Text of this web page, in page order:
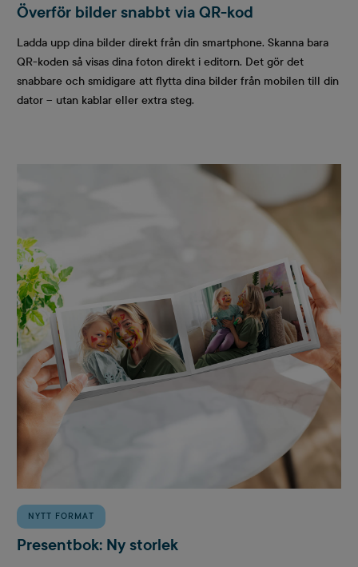
Överför bilder snabbt via QR-kod
Ladda upp dina bilder direkt från din smartphone. Skanna bara
QR-koden så visas dina foton direkt i editorn. Det gör det
snabbare och smidigare att flytta dina bilder från mobilen till din
dator – utan kablar eller extra steg.
NYTT FORMAT
Presentbok: Ny storlek